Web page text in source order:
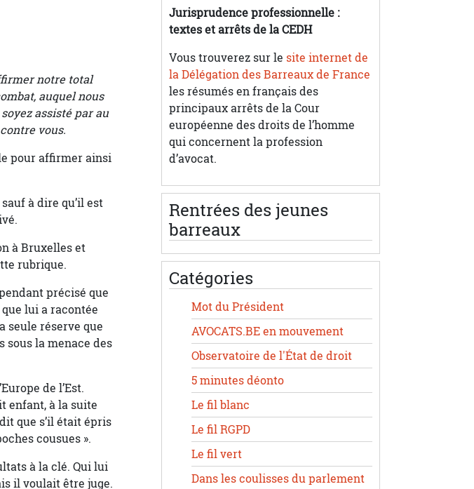
notre total
auquel nous
assisté par au
vous.
pour affirmer ainsi
à dire qu’il est
à Bruxelles et
rubrique.
précisé que
lui a racontée
seule réserve que
sous la menace des
de l’Est.
enfant, à la suite
que s’il était épris
cousues ».
à la clé. Qui lui
il voulait être juge.
Jurisprudence professionnelle :
textes et arrêts de la CEDH
Vous trouverez sur le site internet de
la Délégation des Barreaux de France
les résumés en français des
principaux arrêts de la Cour
européenne des droits de l’homme
qui concernent la profession
d’avocat.
Rentrées des jeunes
barreaux
Catégories
Mot du Président
AVOCATS.BE en mouvement
Observatoire de l'État de droit
5 minutes déonto
Le fil blanc
Le fil RGPD
Le fil vert
Dans les coulisses du parlement